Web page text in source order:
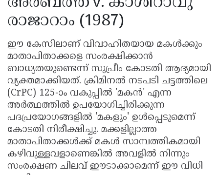
രാജാറാം (1987)
ഈ കേസിലാണ് വിവാഹിതയായ മകൾക്കും
മാതാപിതാക്കളെ സംരക്ഷിക്കാൻ
ബാധ്യതയുണ്ടെന്ന് സുപ്രീം കോടതി ആദ്യമായി
വ്യക്തമാക്കിയത്. ക്രിമിനൽ നടപടി ചട്ടത്തിലെ
(CrPC) 125-ാം വകുപ്പിൽ 'മകൻ' എന്ന
അർത്ഥത്തിൽ ഉപയോഗിച്ചിരിക്കുന്ന
പദപ്രയോഗങ്ങളിൽ 'മകളും' ഉൾപ്പെടുമെന്ന്
കോടതി നിരീക്ഷിച്ചു. മക്കളില്ലാത്ത
മാതാപിതാക്കൾക്ക് മകൾ സാമ്പത്തികമായി
കഴിവുള്ളവളാണെങ്കിൽ അവളിൽ നിന്നും
സംരക്ഷണ ചിലവ് ഈടാക്കാമെന്ന് ഈ വിധി